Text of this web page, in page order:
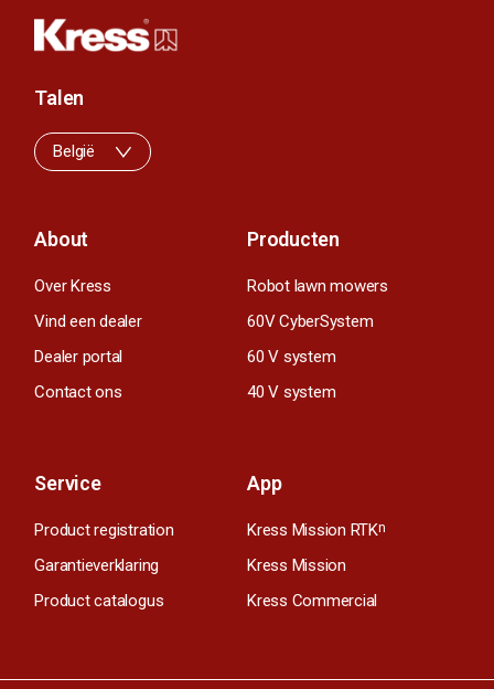
About
Over Kress
Vind een dealer
Dealer portal
Contact ons
Producten
Robot lawn mowers
60V CyberSystem
60 V system
40 V system
Service
Product registration
Garantieverklaring
Product catalogus
App
Kress Mission RTKn
Kress Mission
Kress Commercial
Talen
België